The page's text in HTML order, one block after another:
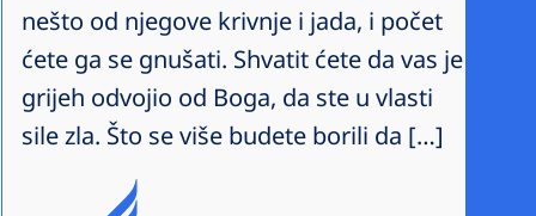
nešto od njegove krivnje i jada, i počet
ćete ga se gnušati. Shvatit ćete da vas je
grijeh odvojio od Boga, da ste u vlasti
sile zla. Što se više budete borili da […]